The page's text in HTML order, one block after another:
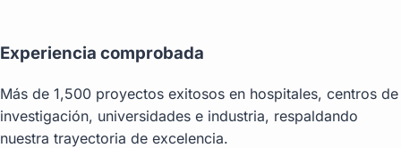
Experiencia comprobada
Más de 1,500 proyectos exitosos en hospitales, centros de
investigación, universidades e industria, respaldando
nuestra trayectoria de excelencia.